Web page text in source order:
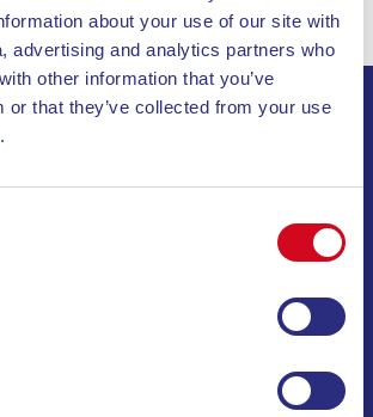
about your use of our site with
advertising and analytics partners who
other information that you’ve
or that they’ve collected from your use
À NOTRE LETTRE
INVIA
DES OFFRES SPÉCIALES, DES
RÊVE ET DES CONSEILS DE VOYAGE